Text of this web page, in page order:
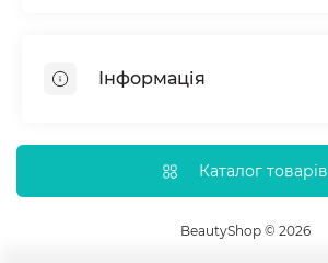
Догляд за тілом
Нігті
Інформація
Про магазин
Каталог товарів
BeautyShop © 2026